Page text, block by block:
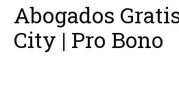
Abogados
City | Pro Bono